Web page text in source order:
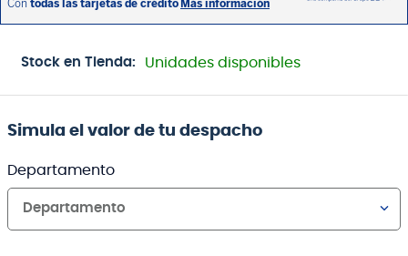
Stock en Tienda: Unidades disponibles
Simula el valor de tu despacho
Departamento
Departamento